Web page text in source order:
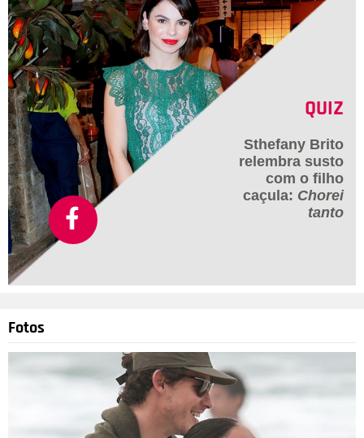
QUIZ
Sthefany Brito
relembra susto
com o filho
caçula: Chorei
tanto
Fotos